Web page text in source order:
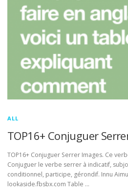
ALL
TOP16+ Conjuguer
TOP16+ Conjuguer Serrer Images. Ce
Conjuguer le verbe serrer à indicatif,
conditionnel, participe, gérondif. Innu
lookaside.fbsbx.com Table …